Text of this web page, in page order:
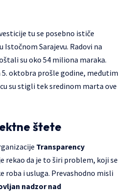
tu se posebno ističe
Istočnom Sarajevu. Radovi na
su oko 54 miliona maraka.
5. oktobra prošle godine, međutim
su stigli tek sredinom marta ove
štete
Transparency
rekao da je to širi problem, koji se
roba i usluga. Prevashodno misli
nadzor nad